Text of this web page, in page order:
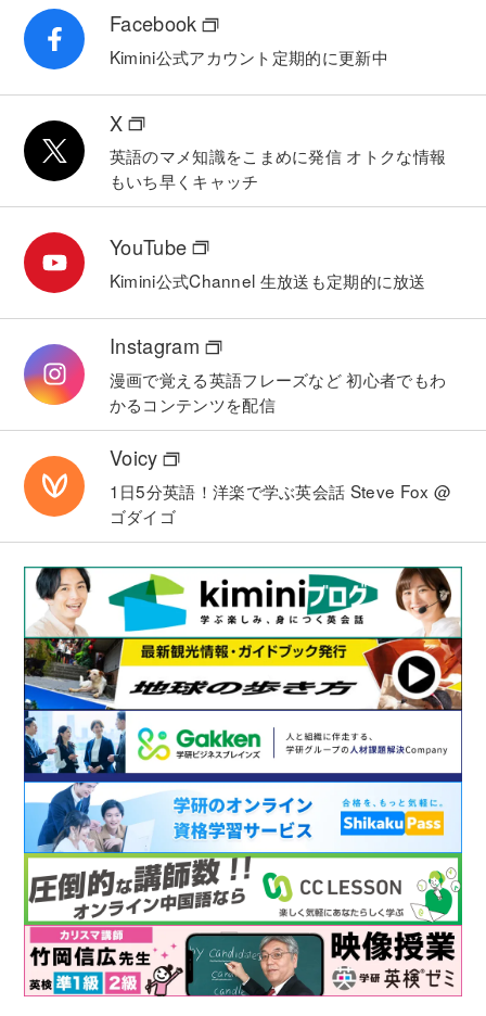
Facebook
Kimini公式アカウント 定期的に更新中
X
英語のマメ知識をこまめに発信 オトクな情報
もいち早くキャッチ
YouTube
Kimini公式Channel 生放送も定期的に放送
Instagram
漫画で覚える英語フレーズなど初心者でもわ
かるコンテンツを配信
Voicy
1日5分英語！洋楽で学ぶ英会話 Steve Fox @
ゴダイゴ